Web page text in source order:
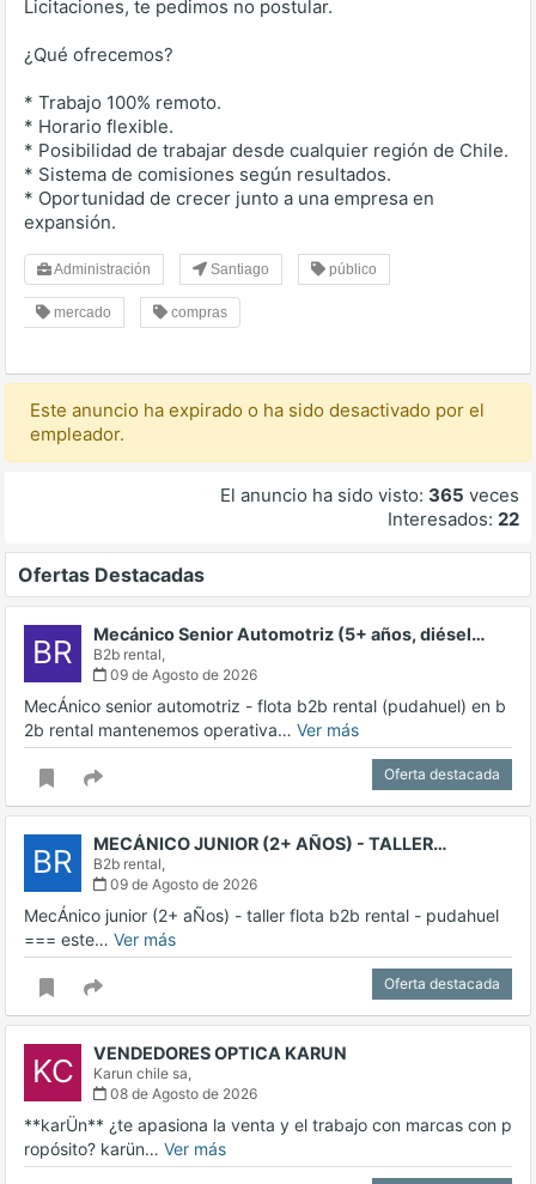
Licitaciones, te pedimos no postular.
¿Qué ofrecemos?
* Trabajo 100% remoto.
* Horario flexible.
* Posibilidad de trabajar desde cualquier región de Chile.
* Sistema de comisiones según resultados.
* Oportunidad de crecer junto a una empresa en
expansión.
Administración Santiago público
mercado compras
Este anuncio ha expirado o ha sido desactivado por el
empleador.
El anuncio ha sido visto: 365 veces
Interesados: 22
Ofertas Destacadas
BR Mecánico Senior Automotriz (5+ años, diésel…
B2b rental,
09 de Agosto de 2026
MecÁnico senior automotriz - flota b2b rental (pudahuel) en b
2b rental mantenemos operativa… Ver más
Oferta destacada
BR MECÁNICO JUNIOR (2+ AÑOS) - TALLER…
B2b rental,
09 de Agosto de 2026
MecÁnico junior (2+ aÑos) - taller flota b2b rental - pudahuel
=== este… Ver más
Oferta destacada
KC VENDEDORES OPTICA KARUN
Karun chile sa,
08 de Agosto de 2026
**karÜn** ¿te apasiona la venta y el trabajo con marcas con p
ropósito? karün… Ver más